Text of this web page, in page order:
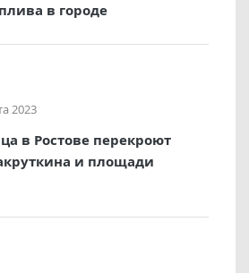
в городе
2023
в Ростове перекроют
и площади